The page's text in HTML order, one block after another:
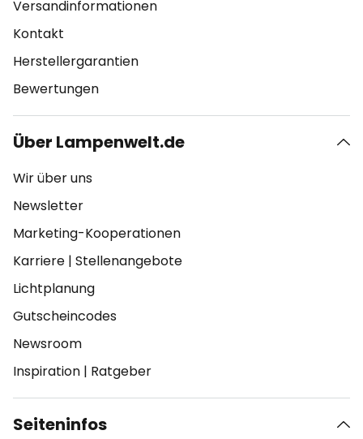
Versandinformationen
Kontakt
Herstellergarantien
Bewertungen
Über Lampenwelt.de
Wir über uns
Newsletter
Marketing-Kooperationen
Karriere | Stellenangebote
Lichtplanung
Gutscheincodes
Newsroom
Inspiration | Ratgeber
Seiteninfos